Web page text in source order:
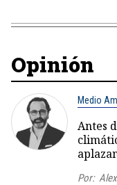
Opinión
Medio
Antes
Por: